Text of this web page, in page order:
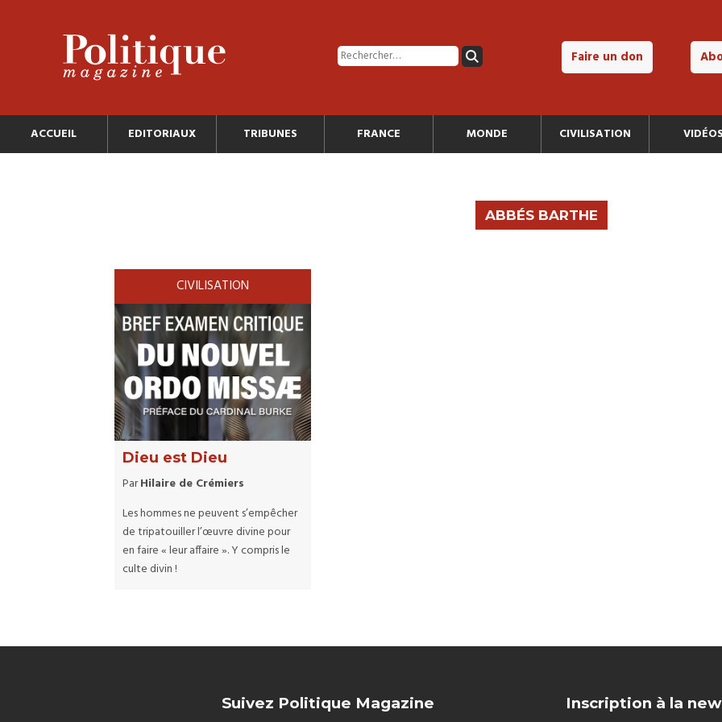
Faire un don
ACCUEIL EDITORIAUX TRIBUNES FRANCE MONDE CIVILISATION
ABBÉS BARTHE
CIVILISATION
Dieu est Dieu
ParHilaire de Crémiers
Les hommes ne peuvent s’empêcher
de tripatouiller l’œuvre divine pour
en faire « leur affaire ». Y compris le
culte divin !
Suivez Politique Magazine Inscription à la